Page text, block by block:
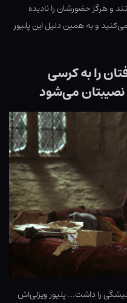
هرگز حضورشان را نادیده
و به همین دلیل این پلیور
را به کرسی
می‌شود
را داشت… پلیور ویزلی‌اش